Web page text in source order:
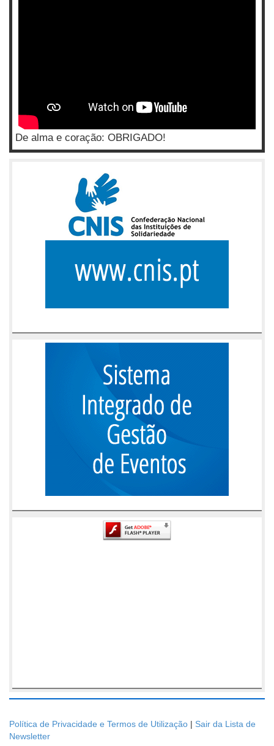
De alma e coração: OBRIGADO!
Política de Privacidade e Termos de Utilização | Sair da Lista de
Newsletter